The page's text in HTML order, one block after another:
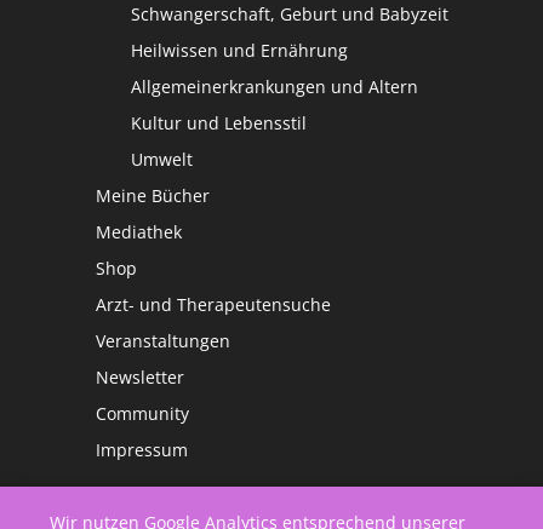
Schwangerschaft, Geburt und Babyzeit
Heilwissen und Ernährung
Allgemeinerkrankungen und Altern
Kultur und Lebensstil
Umwelt
Meine Bücher
Mediathek
Shop
Arzt- und Therapeutensuche
Veranstaltungen
Newsletter
Community
Impressum
Wir nutzen Google Analytics entsprechend unserer